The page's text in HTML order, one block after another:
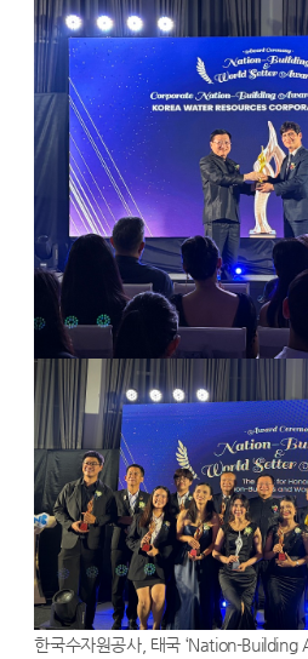
한국수자원공사, 태국 ‘Nation-Building